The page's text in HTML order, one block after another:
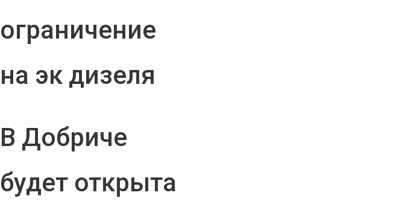
ограничение
на эк дизеля
В Добриче
будет открыта